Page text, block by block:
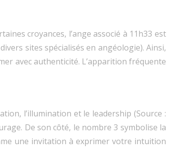
croyances, l’ange associé à 11h33 est
sites spécialisés en angéologie). Ainsi,
avec authenticité. L’apparition fréquente
l’illumination et le leadership (Source :
De son côté, le nombre 3 symbolise la
une invitation à exprimer votre intuition